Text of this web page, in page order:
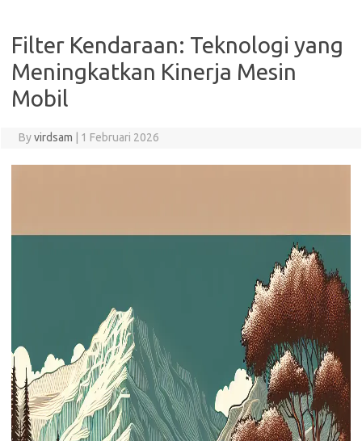
Filter Kendaraan: Teknologi yang
Meningkatkan Kinerja Mesin
Mobil
Byvirdsam 1 Februari 2026